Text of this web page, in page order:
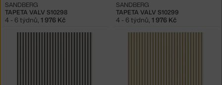
TAPETA VALV S10298
SANDBERG
4 - 6 týdnů, 1 976 Kč
TAPETA VALV S10299
SANDBERG
4 - 6 týdnů, 1 976 Kč